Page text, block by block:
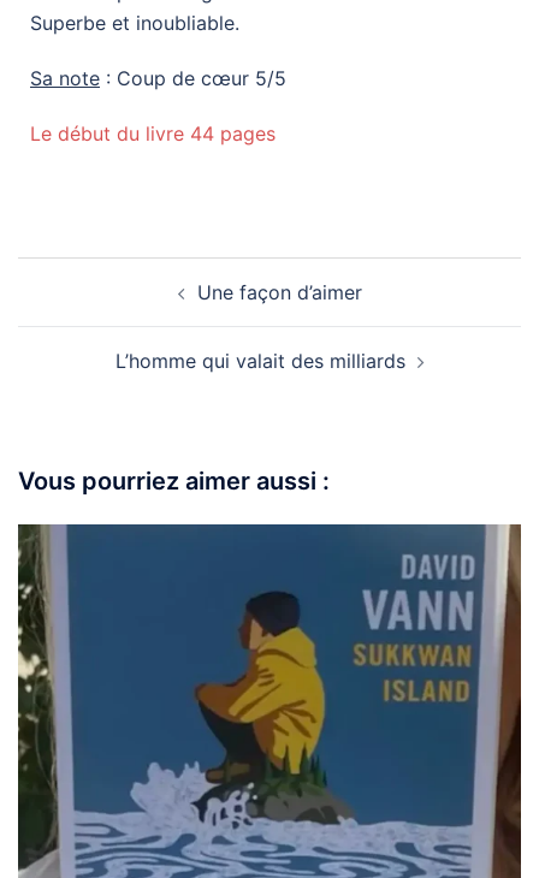
Superbe et inoubliable.
Sa note : Coup de cœur 5/5
Le début du livre 44 pages
Une façon d’aimer
L’homme qui valait des milliards
Vous pourriez aimer aussi :